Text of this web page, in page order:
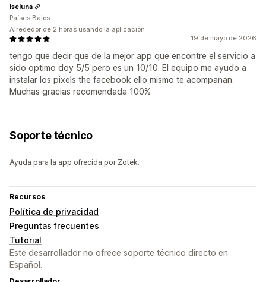
19 de mayo de 2026
tengo que decir que de la mejor app que encontre el servicio a
sido optimo doy 5/5 pero es un 10/10. El equipo me ayudo a
instalar los pixels the facebook ello mismo te acompanan.
Muchas gracias recomendada 100%
Iseluna
Países Bajos
Alrededor de 2 horas usando la aplicación
Soporte técnico
Ayuda para la app ofrecida por Zotek.
Recursos
Política de privacidad
Preguntas frecuentes
Tutorial
Este desarrollador no ofrece soporte técnico directo en
Español.